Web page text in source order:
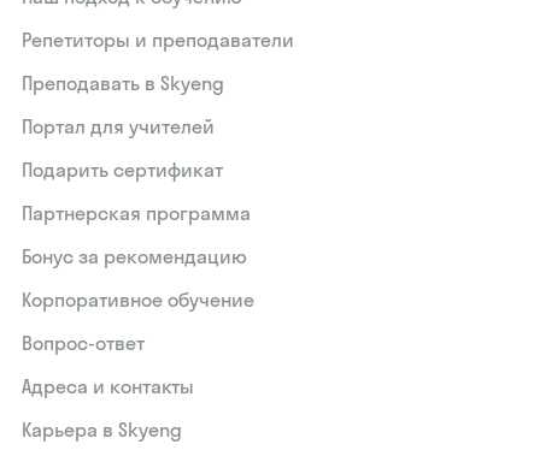
Репетиторы и преподаватели
Преподавать в Skyeng
Портал для учителей
Подарить сертификат
Партнерская программа
Бонус за рекомендацию
Корпоративное обучение
Вопрос-ответ
Адреса и контакты
Карьера в Skyeng